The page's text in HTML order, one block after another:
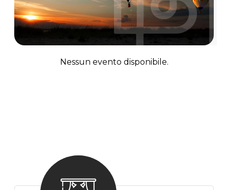
Nessun evento disponibile.